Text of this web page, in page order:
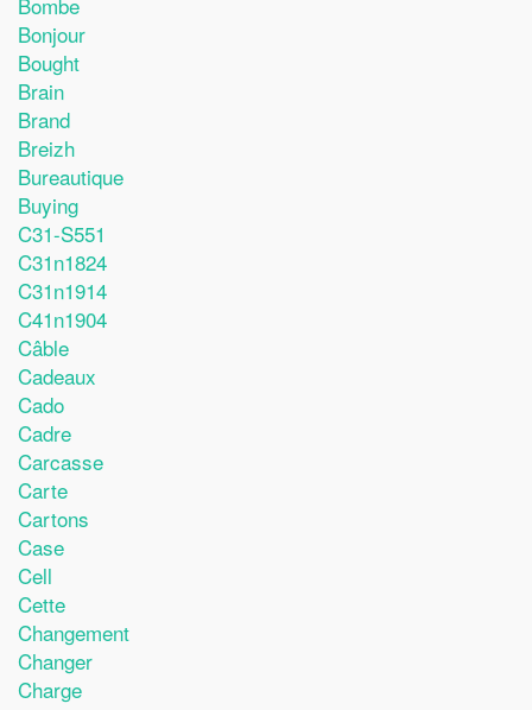
Bonjour
Bought
Brain
Brand
Breizh
Bureautique
Buying
C31-S551
C31n1824
C31n1914
C41n1904
Câble
Cadeaux
Cado
Cadre
Carcasse
Carte
Cartons
Case
Cell
Cette
Changement
Changer
Charge